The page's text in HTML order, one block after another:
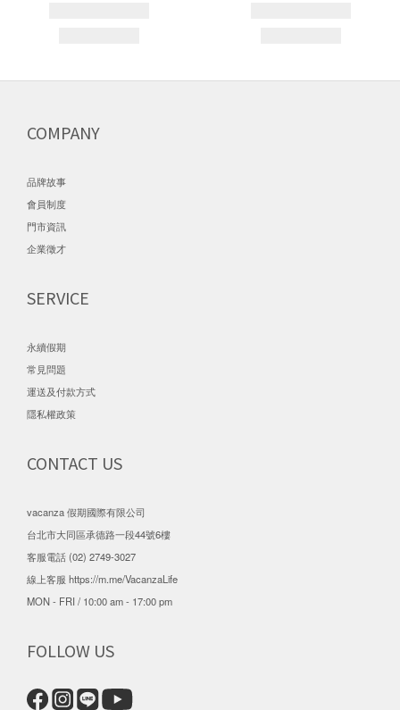
COMPANY
品牌故事
會員制度
門市資訊
企業徵才
SERVICE
永續假期
常見問題
運送及付款方式
隱私權政策
CONTACT US
vacanza 假期國際有限公司
台北市大同區承德路一段44號6樓
客服電話 (02) 2749-3027
線上客服 https://m.me/VacanzaLife
MON - FRI / 10:00 am - 17:00 pm
FOLLOW US